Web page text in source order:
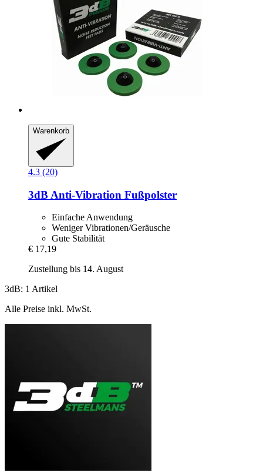
Warenkorb
4.3 (20)
3dB Anti-​Vibration Fußpolster
Einfache Anwendung
Weniger Vibrationen/Geräusche
Gute Stabilität
€ 17,19
Zustellung bis 14. August
3dB: 1 Artikel
Alle Preise inkl. MwSt.